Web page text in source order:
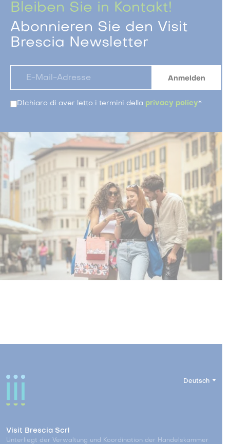
Bleiben Sie in Kontakt!
Abonnieren Sie den Visit
Brescia Newsletter
DIchiaro di aver letto i termini della privacy policy*
Deutsch
Visit Brescia Scrl
Unterliegt der Verwaltung und Koordination der Handelskammer